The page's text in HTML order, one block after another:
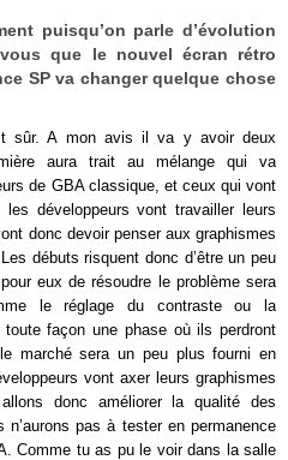
puisqu’on parle d’évolution
que le nouvel écran rétro
SP va changer quelque chose
sûr. A mon avis il va y avoir deux
aura trait au mélange qui va
de GBA classique, et ceux qui vont
développeurs vont travailler leurs
donc devoir penser aux graphismes
débuts risquent donc d’être un peu
eux de résoudre le problème sera
le réglage du contraste ou la
façon une phase où ils perdront
marché sera un peu plus fourni en
vont axer leurs graphismes
donc améliorer la qualité des
n’aurons pas à tester en permanence
Comme tu as pu le voir dans la salle